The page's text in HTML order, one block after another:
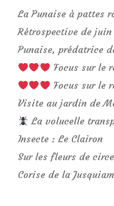
La Punaise à pattes
Rétrospective de
Punaise, prédatrice
Focus sur le
Focus sur le
Visite au jardin de
La volucelle
Insecte : Le Clairon
Sur les fleurs de
Corise de la